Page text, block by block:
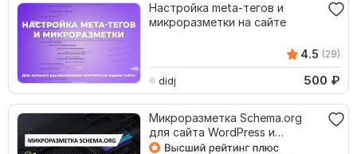
Настройка meta-тегов и
микроразметки на сайте
4.5 (29)
didj 500 ₽
Микроразметка Schema.org
для сайта WordPress и
WooCommerce